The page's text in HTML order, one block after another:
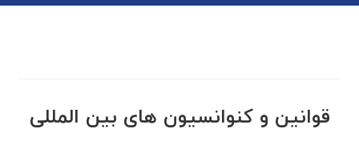
قوانین و کنوانسیون های بین المللی